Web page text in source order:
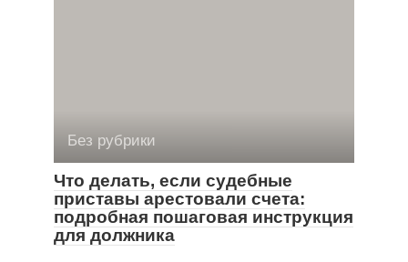
Без рубрики
Что делать, если судебные
приставы арестовали счета:
подробная пошаговая инструкция
для должника